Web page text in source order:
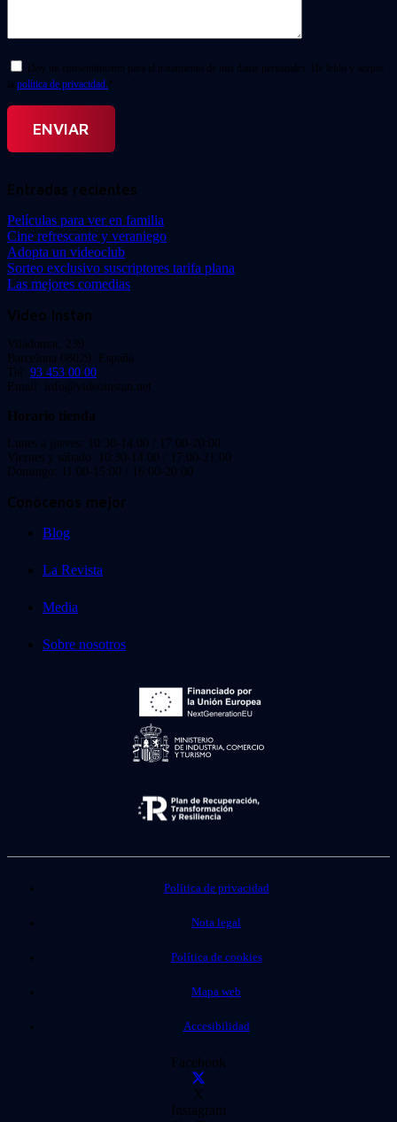
Doy mi consentimiento para el tratamiento de mis datos personales. He leído y acepto
la política de privacidad. *
Entradas recientes
Películas para ver en familia
Cine refrescante y veraniego
Adopta un videoclub
Sorteo exclusivo suscriptores tarifa plana
Las mejores comedias
Video Instan
Viladomat, 239
Barcelona 08029. España.
Tel: 93 453 00 00
Email: info@videoinstan.net
Horario tienda
Lunes a jueves: 10:30-14:00 / 17:00-20:00
Viernes y sábado: 10:30-14:00 / 17:00-21:00
Domingo: 11:00-15:00 / 16:00-20:00
Conócenos mejor
Blog
La Revista
Media
Sobre nosotros
Política de privacidad
Nota legal
Política de cookies
Mapa web
Accesibilidad
Facebook
X
Instagram